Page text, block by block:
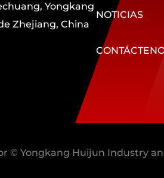
Yongkang
Zhejiang, China
NOTICIAS
© Yongkang Huijun Industry